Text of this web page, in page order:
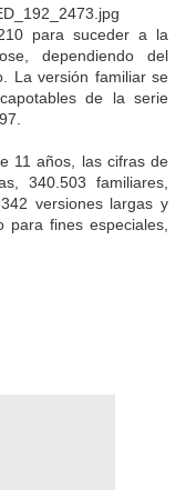
para suceder a la
dependiendo del
La versión familiar se
de la serie
11 años, las cifras de
340.503 familiares,
versiones largas y
para fines especiales,